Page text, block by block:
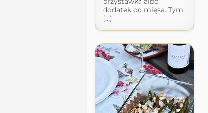
dodatek do mięsa. Tym
(...)